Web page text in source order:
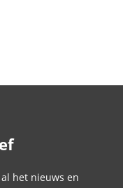
het nieuws en